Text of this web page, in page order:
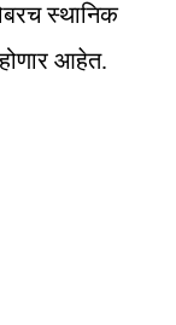
स्थानिक
होणार आहेत.